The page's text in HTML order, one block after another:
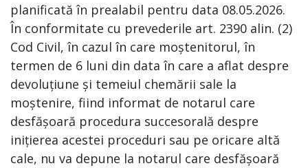
planificată în prealabil pentru data 08.05.2026.
În conformitate cu prevederile art. 2390 alin. (2)
Cod Civil, în cazul în care moștenitorul, în
termen de 6 luni din data în care a aflat despre
devoluțiune și temeiul chemării sale la
moștenire, fiind informat de notarul care
desfășoară procedura succesorală despre
inițierea acestei proceduri sau pe oricare altă
cale, nu va depune la notarul care desfășoară